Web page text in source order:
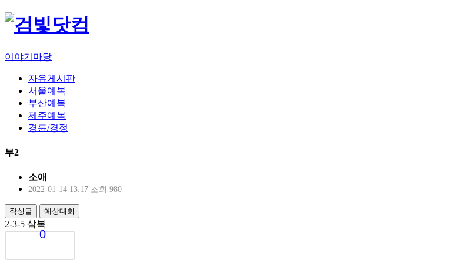
이야기마당
자유게시판
서울예복
부산예복
제주예복
경륜/경정
부2
소애
2022-01-14 13:17 조회 980
작성글 예상대회
2-3-5 삼복
0